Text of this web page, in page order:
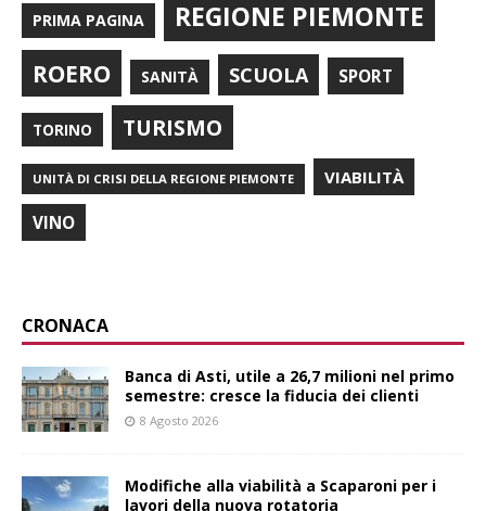
PRIMA PAGINA REGIONE PIEMONTE
ROERO SANITÀ SCUOLA SPORT
TORINO TURISMO
UNITÀ DI CRISI DELLA REGIONE PIEMONTE VIABILITÀ
VINO
CRONACA
Banca di Asti, utile a 26,7 milioni nel primo
semestre: cresce la fiducia dei clienti
8 Agosto 2026
Modifiche alla viabilità a Scaparoni per i
lavori della nuova rotatoria